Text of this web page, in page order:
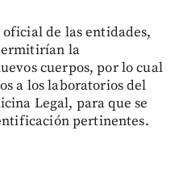
de las entidades,
la
cuerpos, por lo cual
a los laboratorios del
Legal, para que se
pertinentes.